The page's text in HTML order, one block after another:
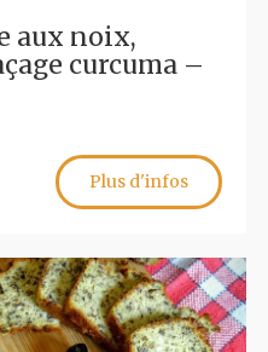
aux noix,
curcuma –
Plus d'infos